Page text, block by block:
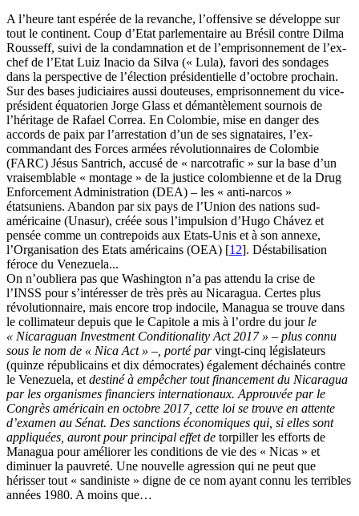
A l’heure tant espérée de la revanche, l’offensive se développe sur
tout le continent. Coup d’Etat parlementaire au Brésil contre Dilma
Rousseff, suivi de la condamnation et de l’emprisonnement de l’ex-
chef de l’Etat Luiz Inacio da Silva (« Lula), favori des sondages
dans la perspective de l’élection présidentielle d’octobre prochain.
Sur des bases judiciaires aussi douteuses, emprisonnement du vice-
président équatorien Jorge Glass et démantèlement sournois de
l’héritage de Rafael Correa. En Colombie, mise en danger des
accords de paix par l’arrestation d’un de ses signataires, l’ex-
commandant des Forces armées révolutionnaires de Colombie
(FARC) Jésus Santrich, accusé de « narcotrafic » sur la base d’un
vraisemblable « montage » de la justice colombienne et de la Drug
Enforcement Administration (DEA) – les « anti-narcos »
étatsuniens. Abandon par six pays de l’Union des nations sud-
américaine (Unasur), créée sous l’impulsion d’Hugo Chávez et
pensée comme un contrepoids aux Etats-Unis et à son annexe,
l’Organisation des Etats américains (OEA) [12]. Déstabilisation
féroce du Venezuela...
On n’oubliera pas que Washington n’a pas attendu la crise de
l’INSS pour s’intéresser de très près au Nicaragua. Certes plus
révolutionnaire, mais encore trop indocile, Managua se trouve dans
le collimateur depuis que le Capitole a mis à l’ordre du jour le
« Nicaraguan Investment Conditionality Act 2017 » – plus connu
sous le nom de « Nica Act » –, porté parvingt-cinq législateurs
(quinze républicains et dix démocrates) également déchainés contre
le Venezuela, et destiné à empêcher tout financement du Nicaragua
par les organismes financiers internationaux. Approuvée par le
Congrès américain en octobre 2017, cette loi se trouve en attente
d’examen au Sénat. Des sanctions économiques qui, si elles sont
appliquées, auront pour principal effet de torpiller les efforts de
Managua pour améliorer les conditions de vie des « Nicas » et
diminuer la pauvreté. Une nouvelle agression qui ne peut que
hérisser tout « sandiniste » digne de ce nom ayant connu les terribles
années 1980. A moins que…